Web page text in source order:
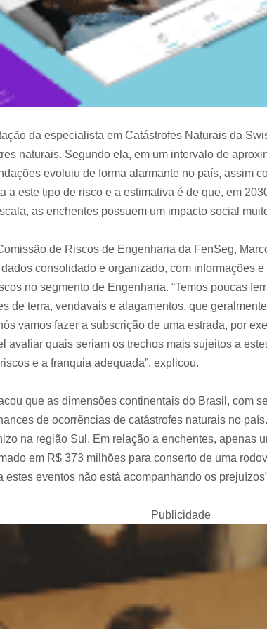
da especialista em Catástrofes Naturais da
naturais. Segundo ela, em um intervalo de
evoluiu de forma alarmante no país, assim
a este tipo de risco e a estimativa é de que, em
as enchentes possuem um impacto social
de Riscos de Engenharia da FenSeg,
consolidado e organizado, com informações
no segmento de Engenharia. “Temos poucas
de terra, vendavais e alagamentos, que
vamos fazer a subscrição de uma estrada, por
avaliar quais seriam os trechos mais sujeitos a
e a franquia adequada”, explicou.
que as dimensões continentais do Brasil, com
de ocorrências de catástrofes naturais no
na região Sul. Em relação a enchentes, apenas
em R$ 373 milhões para conserto de uma
eventos não está acompanhando os
Publicidade